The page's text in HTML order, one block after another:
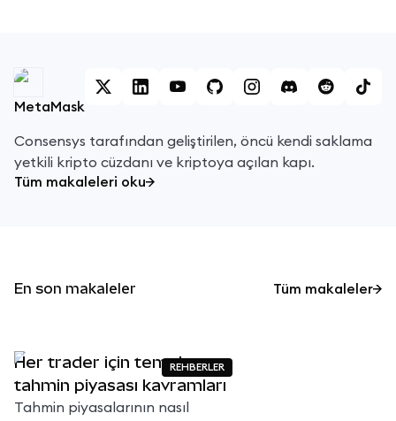
MetaMask
Consensys tarafından geliştirilen, öncü kendi saklama
yetkili kripto cüzdanı ve kriptoya açılan kapı.
Tüm makaleleri oku
En son makaleler Tüm makaleler
REHBERLER
Her trader için temel
tahmin piyasası kavramları
Tahmin piyasalarının nasıl